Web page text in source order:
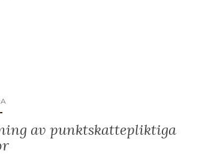
av punktskattepliktiga